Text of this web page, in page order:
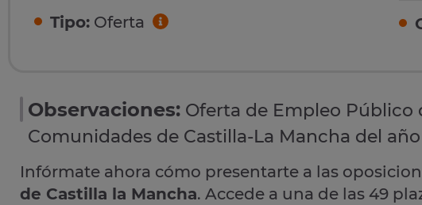
Tipo: Oferta
Observaciones: Oferta de Empleo
Comunidades de Castilla-La Mancha del año
Infórmate ahora cómo presentarte a las
de Castilla la Mancha. Accede a una de las 49